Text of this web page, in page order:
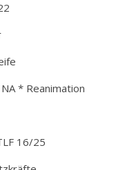
* Reanimation
16/25